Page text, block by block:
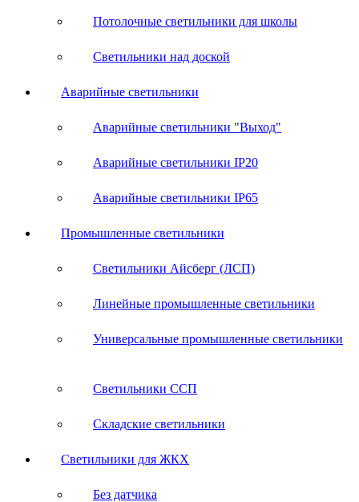
Потолочные светильники для школы
Светильники над доской
Аварийные светильники
Аварийные светильники "Выход"
Аварийные светильники IP20
Аварийные светильники IP65
Промышленные светильники
Светильники Айсберг (ЛСП)
Линейные промышленные светильники
Универсальные промышленные светильники
Светильники ССП
Складские светильники
Светильники для ЖКХ
Без датчика